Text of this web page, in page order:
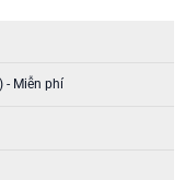
- Miễn phí